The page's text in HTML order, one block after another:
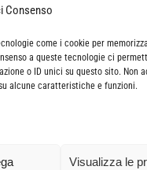
Consenso
come i cookie per
a queste tecnologie ci
o ID unici su questo sito. Non
alcune caratteristiche e funzioni.
Visualizza le